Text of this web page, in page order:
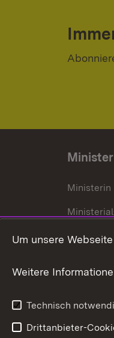
Ministerin
Um unsere
Weitere
Technisch
Drittanbieter-